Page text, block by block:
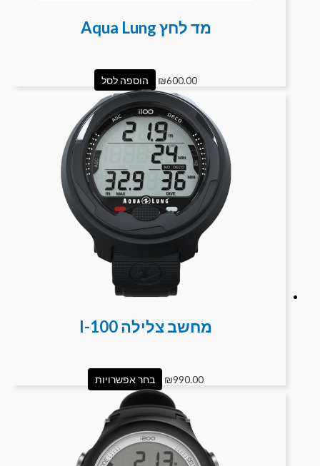
מד לחץ Aqua Lung
₪600.00 הוספה לסל
מחשב צלילה I-100
₪990.00 בחר אפשרויות